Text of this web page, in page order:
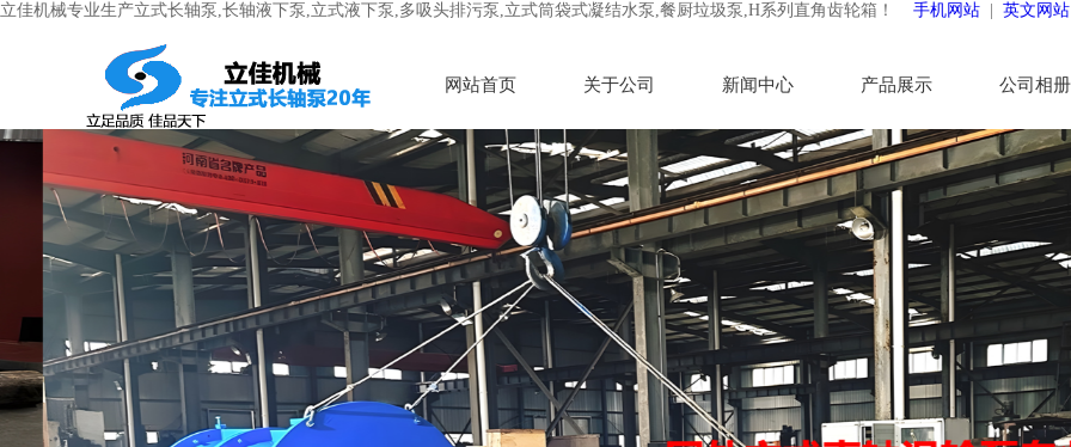
立佳机械专业生产立式长轴泵,长轴液下泵,立式液下泵,多吸头排污泵,立式筒袋式凝结水泵,餐厨垃圾泵,H系列直角齿轮箱！ 手机网站 英文网站
网站首页 关于公司 新闻中心 产品展示 公司相册